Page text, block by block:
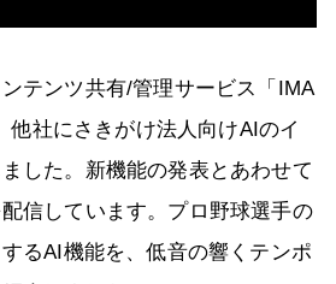
テンツ共有/管理サービス「IMA
他社にさきがけ法人向けAIのイ
した。新機能の発表とあわせて
信しています。プロ野球選手の
るAI機能を、低音の響くテンポ